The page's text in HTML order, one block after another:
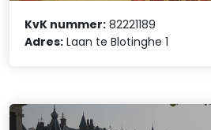
KvK nummer: 82221189
Adres: Laan te Blotinghe 1